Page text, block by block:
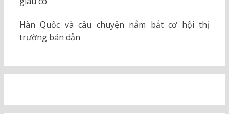
Hàn Quốc và câu chuyện nắm bắt cơ hội thị
trường bán dẫn